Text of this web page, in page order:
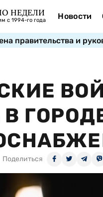
НЕДЕЛИ
с 1994-го года Новости
правительства и
Поделиться